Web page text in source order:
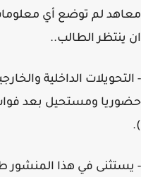
لم توضع أي معلومات
ينتظر الطالب..
الداخلية
ومستحيل بعد فوات
في هذا المنشور